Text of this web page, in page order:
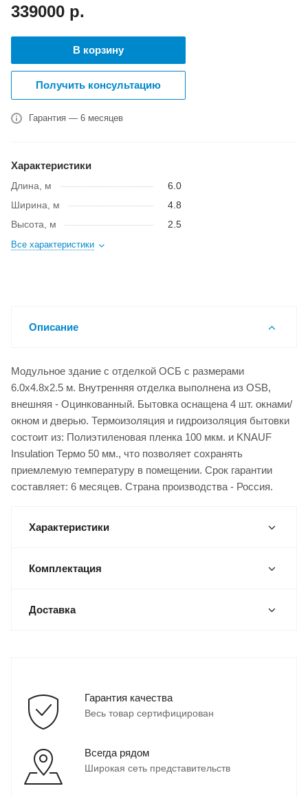
339000 р.
В корзину
Получить консультацию
Гарантия — 6 месяцев
Характеристики
Длина, м
6.0
Ширина, м
4.8
Высота, м
2.5
Все характеристики
Описание
Модульное здание с отделкой ОСБ с размерами
6.0x4.8x2.5 м. Внутренняя отделка выполнена из OSB,
внешняя - Оцинкованный. Бытовка оснащена 4 шт. окнами/
окном и дверью. Термоизоляция и гидроизоляция бытовки
состоит из: Полиэтиленовая пленка 100 мкм. и KNAUF
Insulation Термо 50 мм., что позволяет сохранять
приемлемую температуру в помещении. Срок гарантии
составляет: 6 месяцев. Страна производства - Россия.
Характеристики
Комплектация
Доставка
Гарантия качества
Весь товар сертифицирован
Всегда рядом
Широкая сеть представительств